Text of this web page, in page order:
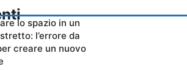
lo spazio in un
l’errore da
creare un nuovo